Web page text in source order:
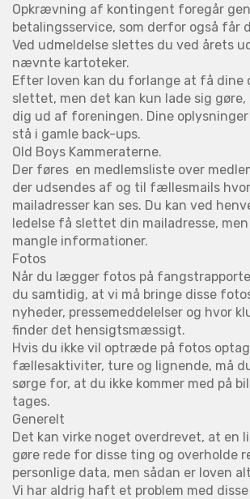
Opkrævning af kontingent foregår
betalingsservice, som derfor også får
Ved udmeldelse slettes du ved årets
nævnte kartoteker.
Efter loven kan du forlange at få dine
slettet, men det kan kun lade sig
dig ud af foreningen. Dine
stå i gamle back-ups.
Old Boys Kammeraterne.
Der føres en medlemsliste over
der udsendes af og til fællesmails
mailadresser kan ses. Du kan ved
ledelse få slettet din mailadresse,
mangle informationer.
Fotos
Når du lægger fotos på
du samtidig, at vi må bringe disse
nyheder, pressemeddelelser og hvor
finder det hensigtsmæssigt.
Hvis du ikke vil optræde på fotos
fællesaktiviter, ture og lignende, må
sørge for, at du ikke kommer med på
tages.
Generelt
Det kan virke noget overdrevet, at en
gøre rede for disse ting og overholde
personlige data, men sådan er loven
Vi har aldrig haft et problem med